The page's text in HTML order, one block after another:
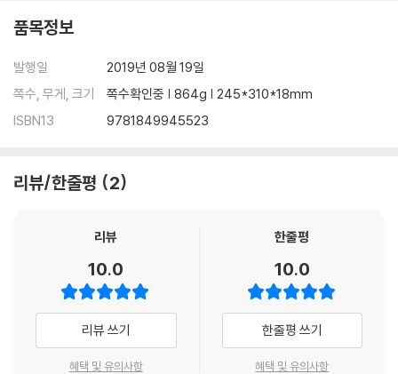
품목정보
발행일
2019년 08월 19일
쪽수, 무게, 크기
쪽수확인중 | 864g | 245*310*18mm
ISBN13
9781849945523
리뷰/한줄평 2
리뷰
10.0
리뷰 쓰기
혜택 및 유의사항
한줄평
10.0
한줄평 쓰기
혜택 및 유의사항